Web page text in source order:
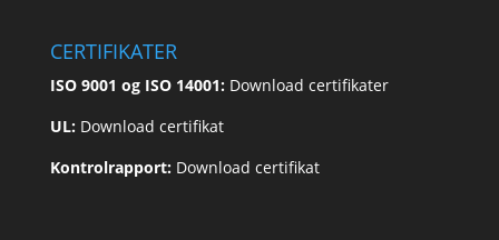
CERTIFIKATER
ISO 9001 og ISO 14001: Download certifikater
UL: Download certifikat
Kontrolrapport: Download certifikat